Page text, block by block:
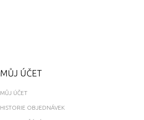
MŮJ ÚČET
MŮJ ÚČET
HISTORIE OBJEDNÁVEK